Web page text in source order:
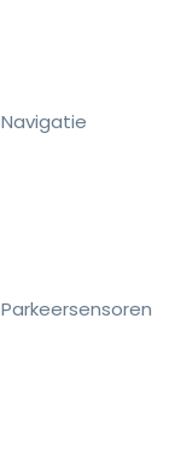
Navigatie
Parkeersensoren